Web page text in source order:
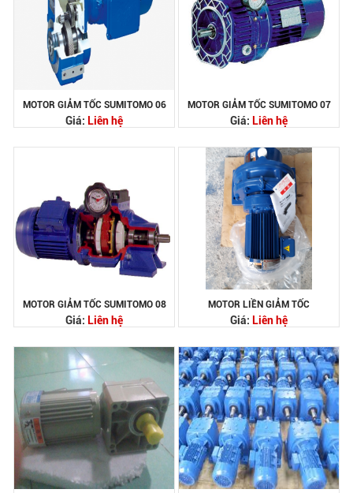
MOTOR GIẢM TỐC SUMITOMO 06
Giá: Liên hệ
MOTOR GIẢM TỐC SUMITOMO 07
Giá: Liên hệ
MOTOR GIẢM TỐC SUMITOMO 08
Giá: Liên hệ
MOTOR LIỀN GIẢM TỐC
Giá: Liên hệ